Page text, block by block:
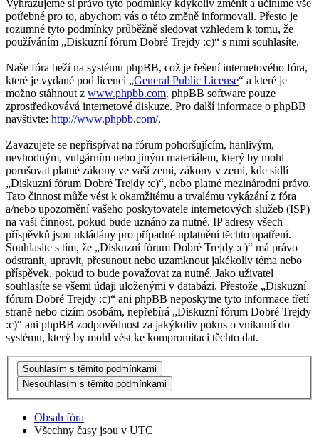
Vyhrazujeme si právo tyto podmínky kdykoliv změnit a učiníme vše
potřebné pro to, abychom vás o této změně informovali. Přesto je
rozumné tyto podmínky průběžně sledovat vzhledem k tomu, že
používáním „Diskuzní fórum Dobré Trejdy :c)“ s nimi souhlasíte.
Naše fóra beží na systému phpBB, což je řešení internetového fóra,
které je vydané pod licencí „General Public License“ a které je
možno stáhnout z www.phpbb.com. phpBB software pouze
zprostředkovává internetové diskuze. Pro další informace o phpBB
navštivte: http://www.phpbb.com/.
Zavazujete se nepřispívat na fórum pohoršujícím, hanlivým,
nevhodným, vulgárním nebo jiným materiálem, který by mohl
porušovat platné zákony ve vaší zemi, zákony v zemi, kde sídlí
„Diskuzní fórum Dobré Trejdy :c)“, nebo platné mezinárodní právo.
Tato činnost může vést k okamžitému a trvalému vykázání z fóra
a/nebo upozornění vašeho poskytovatele internetových služeb (ISP)
na vaši činnost, pokud bude uznáno za nutné. IP adresy všech
příspěvků jsou ukládány pro případné uplatnění těchto opatření.
Souhlasíte s tím, že „Diskuzní fórum Dobré Trejdy :c)“ má právo
odstranit, upravit, přesunout nebo uzamknout jakékoliv téma nebo
příspěvek, pokud to bude považovat za nutné. Jako uživatel
souhlasíte se všemi údaji uloženými v databázi. Přestože „Diskuzní
fórum Dobré Trejdy :c)“ ani phpBB neposkytne tyto informace třetí
straně nebo cizím osobám, nepřebírá „Diskuzní fórum Dobré Trejdy
:c)“ ani phpBB zodpovědnost za jakýkoliv pokus o vniknutí do
systému, který by mohl vést ke kompromitaci těchto dat.
Obsah fóra
Všechny časy jsou v UTC